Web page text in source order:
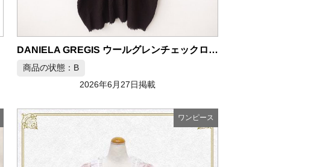
DANIELA GREGIS ウールグレンチェックロングワンピース
商品の状態：B
2026年6月27日掲載
ワンピース